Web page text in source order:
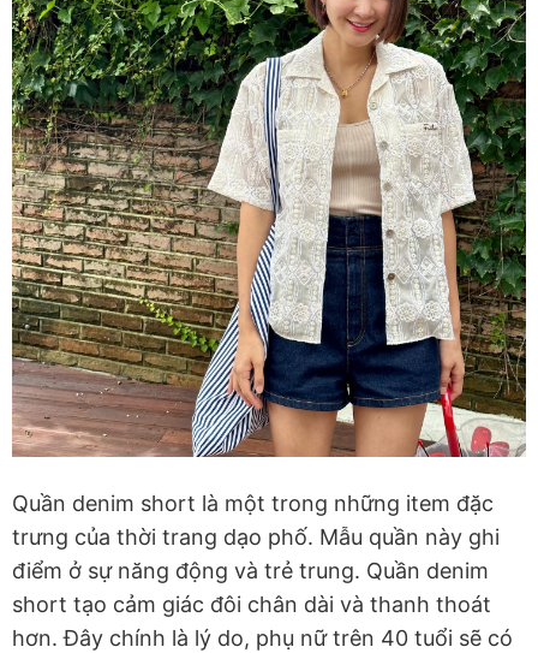
Quần denim short là một trong những item đặc
trưng của thời trang dạo phố. Mẫu quần này ghi
điểm ở sự năng động và trẻ trung. Quần denim
short tạo cảm giác đôi chân dài và thanh thoát
hơn. Đây chính là lý do, phụ nữ trên 40 tuổi sẽ có